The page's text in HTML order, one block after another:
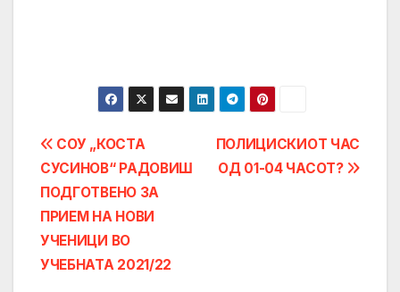
Post
navigation
ПОЛИЦИСКИОТ ЧАС
ОД 01-04 ЧАСОТ?
СОУ „КОСТА
СУСИНОВ“ РАДОВИШ
ПОДГОТВЕНО ЗА
ПРИЕМ НА НОВИ
УЧЕНИЦИ ВО
УЧЕБНАТА 2021/22